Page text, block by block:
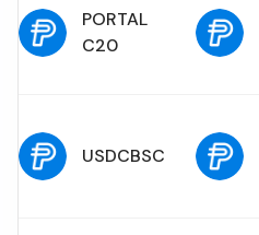
PORTAL
C20
USDCBSC